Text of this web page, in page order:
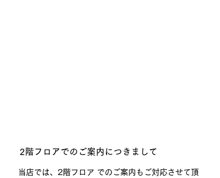
2階フロアでのご案内につきまして
当店では、2階フロア でのご案内もご対応させて頂